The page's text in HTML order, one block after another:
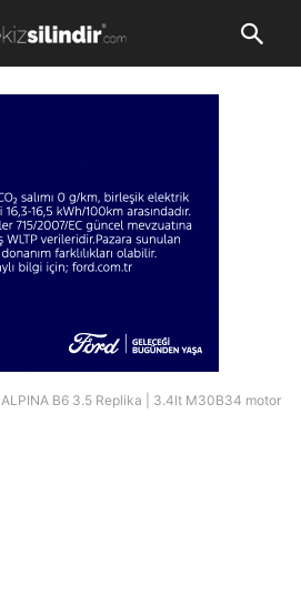
ALPINA B6 3.5 Replika | 3.4lt M30B34 motor